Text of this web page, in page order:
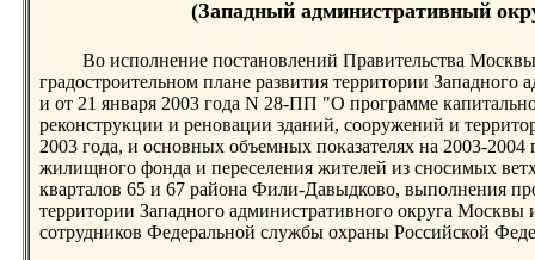
(Западный административный
Во исполнение постановлений Правительства
градостроительном плане развития территории Западного
и от 21 января 2003 года N 28-ПП "О программе
реконструкции и реновации зданий, сооружений и
2003 года, и основных объемных показателях на 2003-
жилищного фонда и переселения жителей из сносимых
кварталов 65 и 67 района Фили-Давыдково, выполнения
территории Западного административного округа
сотрудников Федеральной службы охраны Российской